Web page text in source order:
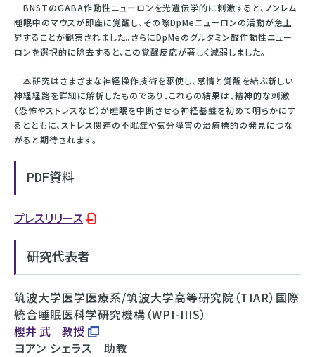
BNSTのGABA作動性ニューロンを光遺伝学的に刺激すると、ノンレム
睡眠中のマウスが即座に覚醒し、その際DpMeニューロンの活動が急上
昇することが観察されました。さらにDpMeのグルタミン酸作動性ニュー
ロンを選択的に除去すると、この覚醒反応が著しく減弱しました。
本研究はさまざまな神経操作技術を駆使し、感情と覚醒を結ぶ新しい
神経経路を詳細に解析したものであり、これらの結果は、精神的な刺激
（恐怖やストレスなど）が睡眠を中断させる神経基盤を初めて明らかにす
るとともに、ストレス関連の不眠症や気分障害の治療標的の発見につな
がると期待されます。
PDF資料
プレスリリース
研究代表者
筑波大学医学医療系/筑波大学高等研究院（TIAR）国際
統合睡眠医科学研究機構（WPI-IIIS）
櫻井 武 教授
ヨアン シェラス 助教